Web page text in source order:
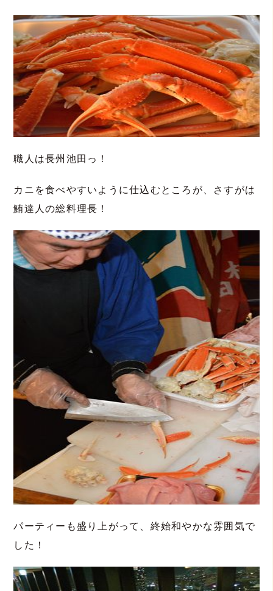
職人は長州池田っ！
カニを食べやすいように仕込むところが、さすがは
鮪達人の総料理長！
パーティーも盛り上がって、終始和やかな雰囲気で
した！